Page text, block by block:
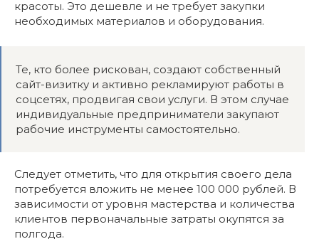
красоты. Это дешевле и не требует закупки
необходимых материалов и оборудования.
Те, кто более рискован, создают собственный
сайт-визитку и активно рекламируют работы в
соцсетях, продвигая свои услуги. В этом случае
индивидуальные предприниматели закупают
рабочие инструменты самостоятельно.
Следует отметить, что для открытия своего дела
потребуется вложить не менее 100 000 рублей. В
зависимости от уровня мастерства и количества
клиентов первоначальные затраты окупятся за
полгода.